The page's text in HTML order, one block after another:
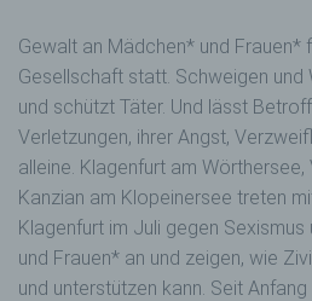
Gewalt an Mädchen* und Frauen*
Gesellschaft statt. Schweigen
und schützt Täter. Und lässt
Verletzungen, ihrer Angst,
alleine. Klagenfurt am Wörthersee,
Kanzian am Klopeinersee treten
Klagenfurt im Juli gegen
und Frauen* an und zeigen, wie
und unterstützen kann. Seit